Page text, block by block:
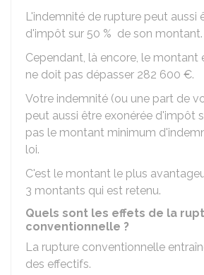
L'indemnité de rupture peut aussi
d'impôt sur 50 % de son montant.
Cependant, là encore, le montant
ne doit pas dépasser 282 600 €.
Votre indemnité (ou une part de
peut aussi être exonérée d'impôt
pas le montant minimum
loi.
C'est le montant le plus
3 montants qui est retenu.
Quels sont les effets de la
conventionnelle ?
La rupture conventionnelle
des effectifs.